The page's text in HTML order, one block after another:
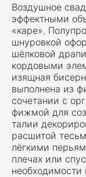
Воздушное
эффектными
«каре».
шнуровкой
шёлковой
кордовыми
изящная
выполнена из
сочетании с
фижмой для
талии
расшитой
лёгкими
плечах или
необходимости